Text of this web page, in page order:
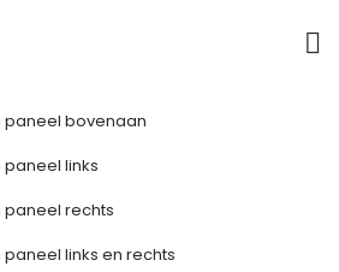
paneel bovenaan
links
paneel rechts
links en rechts